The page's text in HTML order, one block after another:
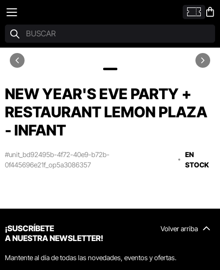
NEW YEAR'S EVE PARTY +
RESTAURANT LEMON PLAZA
- INFANT
#unit_bd92495b-4f72-40e9-b72b-
0f445696e21f_op5a3086357
EN
STOCK
Volver arriba
¡SUSCRÍBETE
A NUESTRA NEWSLETTER!
Mantente al día de todas las novedades, eventos y ofertas.